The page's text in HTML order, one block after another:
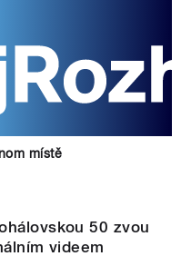
místě
50 zvou
videem